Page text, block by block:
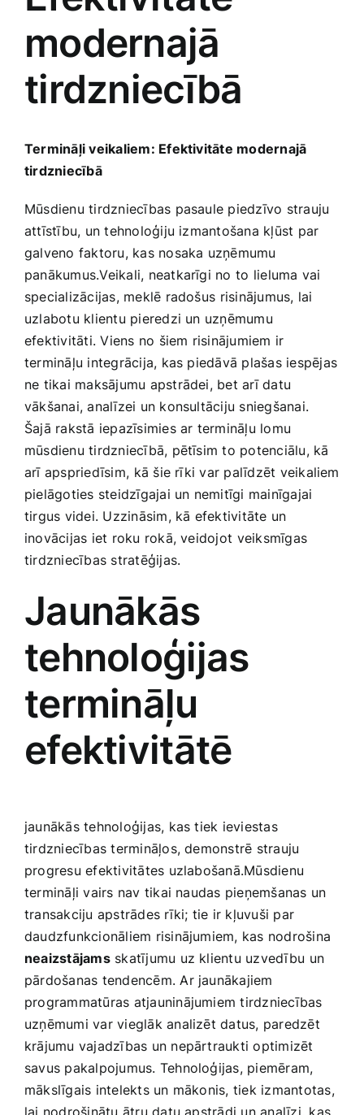
Jaunākie pārdevēji
Pirktākās preces
Raksti
Grāmatas
Gudrā māja
Mājai un remontam
Mājražotājiem
Mājsaimniecības preces
Mēbeles un interjers
Medicīnas preces
Mobilie telefoni, planšetdatori
Pakalpojumi
Pārtikas preces
Rotaļlietas, bērnu preces
Smaržas, kosmētika
TV un Sadzīves tehnika
Zoo preces
modernajā
tirdzniecībā
Termināļi veikaliem: Efektivitāte modernajā
tirdzniecībā
Mūsdienu tirdzniecības pasaule piedzīvo strauju
attīstību, un tehnoloģiju izmantošana kļūst par
galveno faktoru, kas nosaka uzņēmumu
panākumus.Veikali, ‌neatkarīgi no to⁢ lieluma vai
specializācijas, meklē radošus ⁤risinājumus, lai
uzlabotu klientu pieredzi un uzņēmumu
efektivitāti. Viens no šiem risinājumiem ir
termināļu integrācija, kas piedāvā plašas iespējas
ne tikai maksājumu‌ apstrādei, bet arī datu
vākšanai, analīzei un konsultāciju sniegšanai.
Šajā rakstā iepazīsimies ar termināļu lomu‍
mūsdienu tirdzniecībā, pētīsim to potenciālu, kā
arī apspriedīsim, ⁣kā‍ šie rīki var palīdzēt veikaliem
pielāgoties steidzīgajai un nemitīgi mainīgajai
tirgus videi. Uzzināsim, kā efektivitāte un
inovācijas iet roku rokā, veidojot ⁢veiksmīgas
tirdzniecības stratēģijas.
Jaunākās
tehnoloģijas
termināļu
efektivitātē
jaunākās tehnoloģijas, kas tiek ieviestas
tirdzniecības termināļos, demonstrē strauju
progresu efektivitātes uzlabošanā.Mūsdienu
termināļi vairs nav tikai naudas pieņemšanas un
transakciju apstrādes rīki; tie ir kļuvuši par​
daudzfunkcionāliem risinājumiem, kas nodrošina
neaizstājamsskatījumu uz klientu uzvedību⁢ un
pārdošanas tendencēm. Ar jaunākajiem
programmatūras atjauninājumiem tirdzniecības
uzņēmumi‌ var vieglāk analizēt datus, paredzēt
krājumu vajadzības un nepārtraukti optimizēt
savus pakalpojumus. Tehnoloģijas, piemēram,
mākslīgais intelekts un mākonis, tiek izmantotas,